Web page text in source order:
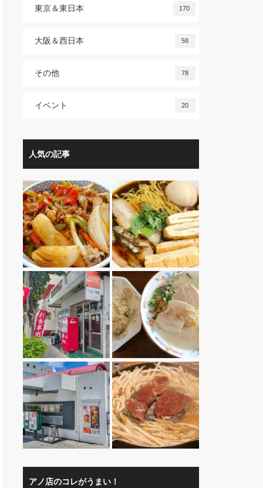
東京＆東日本 170
大阪＆西日本 58
その他 78
イベント 20
人気の記事
アノ店のコレがうまい！